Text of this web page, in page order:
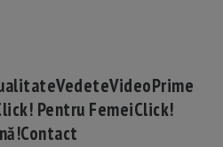
VedeteVideoPrime
Pentru FemeiClick!
Contact